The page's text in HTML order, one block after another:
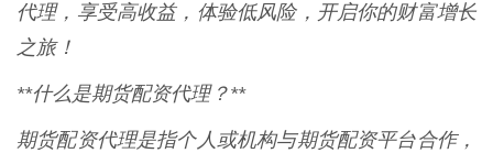
代理，享受高收益，体验低风险，开启你的财富增长
之旅！
**什么是期货配资代理？**
期货配资代理是指个人或机构与期货配资平台合作，